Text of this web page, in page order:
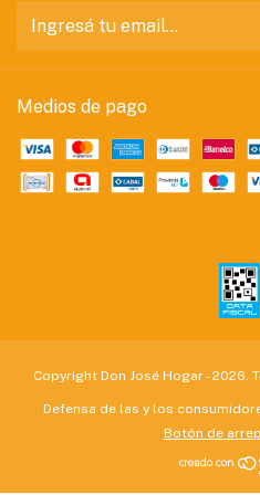
Medios de pago
Copyright Don José Hogar -
Defensa de las y los
Botón de